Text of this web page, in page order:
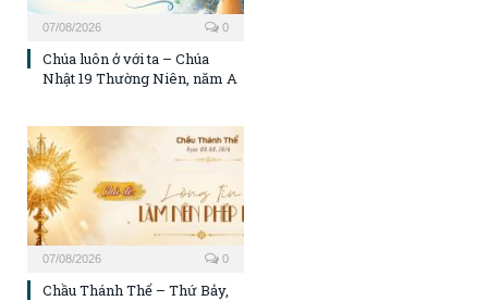
07/08/2026 0
Chúa luôn ở với ta – Chúa
Nhật 19 Thường Niên, năm A
07/08/2026 0
Chầu Thánh Thể – Thứ Bảy,